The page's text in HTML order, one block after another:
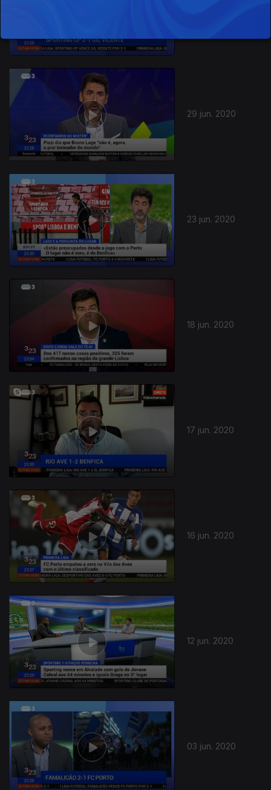
29 jun. 2020
23 jun. 2020
18 jun. 2020
17 jun. 2020
16 jun. 2020
12 jun. 2020
03 jun. 2020
464338